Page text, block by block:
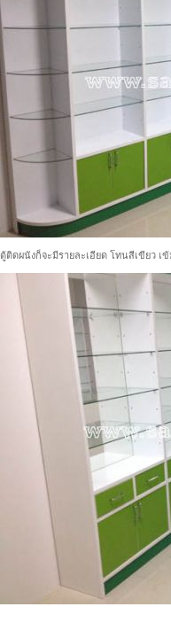
ตู้ติดผนังก็จะมีรายละเอียด โทนสีเขียว